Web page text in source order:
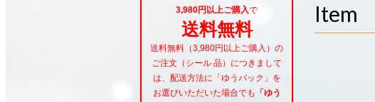
Item
3,980円以上ご購入で
送料無料
送料無料（3,980円以上ご購入）の
ご注文（シール 品）につきまして
は、配送方法に「ゆうパック」を
お選びいただいた場合でも
「ゆう